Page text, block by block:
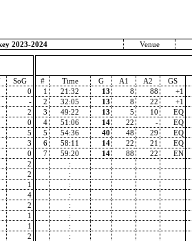
2023-2024 Venue
SoG
0
-
2
0
5
3
0
2
2
1
4
2
1
1
2
# Time G A1 A2 GS
1
21:32 13 8 88 +1
2
32:05 13 8 22 +1
3
49:22 13 5 10 EQ
4
51:06 14 22 - EQ
5
54:36 40 48 29 EQ
6
58:11 14 22 21 EQ
7
59:20 14 88 22 EN
:
:
:
:
:
:
:
: